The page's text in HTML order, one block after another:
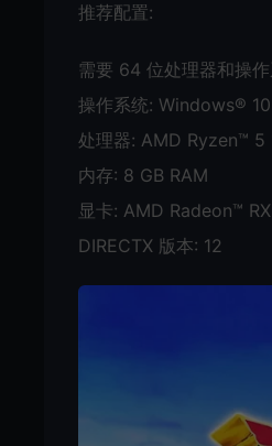
推荐配置:
需要 64 位处理器和操
操作系统: Windows®
处理器: AMD Ryzen™
内存: 8 GB RAM
显卡: AMD Radeon™
DIRECTX 版本: 12